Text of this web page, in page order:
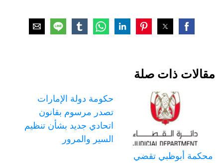
مقالات ذات صلة
محكمة أبوظبي تقضي
حكومة دولة الإمارات
تصدر مرسوم بقانون
اتحادي جديد بشأن تنظيم
السير والمرور